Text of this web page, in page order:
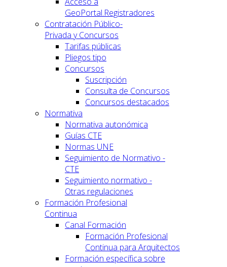
GeoPortal.Registradores
Contratación Público-
Privada y Concursos
Tarifas públicas
Pliegos tipo
Concursos
Suscripción
Consulta de Concursos
Concursos destacados
Normativa
Normativa autonómica
Guías CTE
Normas UNE
Seguimiento de Normativo -
CTE
Seguimiento normativo -
Otras regulaciones
Formación Profesional
Continua
Canal Formación
Formación Profesional
Continua para Arquitectos
Formación específica sobre